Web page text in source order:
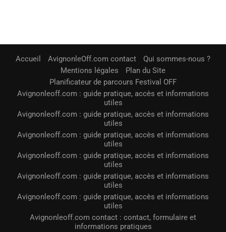
Accueil AvignonleOff.com contact
Qui sommes-nous ?
Mentions légales
Plan du Site
Planificateur de parcours Festival OFF
Avignonleoff.com : guide pratique, accès et informations
utiles
Avignonleoff.com : guide pratique, accès et informations
utiles
Avignonleoff.com : guide pratique, accès et informations
utiles
Avignonleoff.com : guide pratique, accès et informations
utiles
Avignonleoff.com : guide pratique, accès et informations
utiles
Avignonleoff.com : guide pratique, accès et informations
utiles
Avignonleoff.com contact : contact, formulaire et
informations pratiques